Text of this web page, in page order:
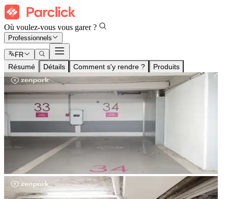
Où voulez-vous vous garer ?
Professionnels
FR
Résumé Détails Comment s'y rendre ? Produits